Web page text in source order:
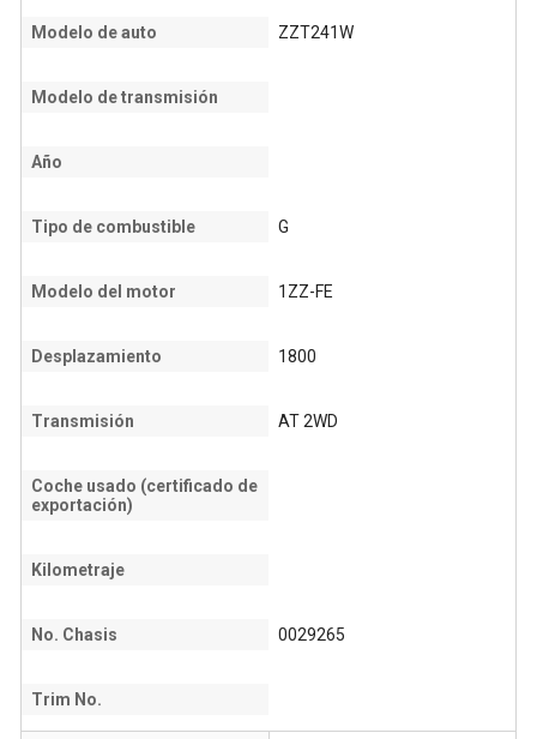
Modelo de auto ZZT241W
Modelo de transmisión
Año
Tipo de combustible G
Modelo del motor 1ZZ-FE
Desplazamiento 1800
Transmisión AT 2WD
Coche usado (certificado de
exportación)
Kilometraje
No. Chasis 0029265
Trim No.